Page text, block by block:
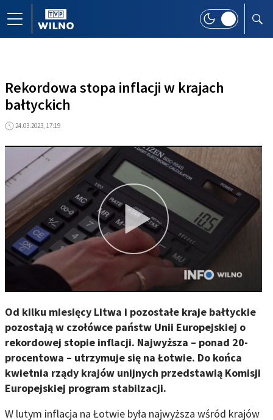
Rekordowa stopa inflacji w krajach
bałtyckich
24.03.2023, 17:19
Od kilku miesięcy Litwa i pozostałe kraje bałtyckie
pozostają w czołówce państw Unii Europejskiej o
rekordowej stopie inflacji. Najwyższa – ponad 20-
procentowa – utrzymuje się na Łotwie. Do końca
kwietnia rządy krajów unijnych przedstawią Komisji
Europejskiej program stabilzacji.
W lutym inflacja na Łotwie była najwyższa wśród krajów